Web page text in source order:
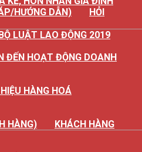
HƯỚNG DẪN)
HỎI
LUẬT LAO ĐỘNG 2019
ĐẾN HOẠT ĐỘNG DOANH
HÀNG HOÁ
HÀNG)
KHÁCH HÀNG